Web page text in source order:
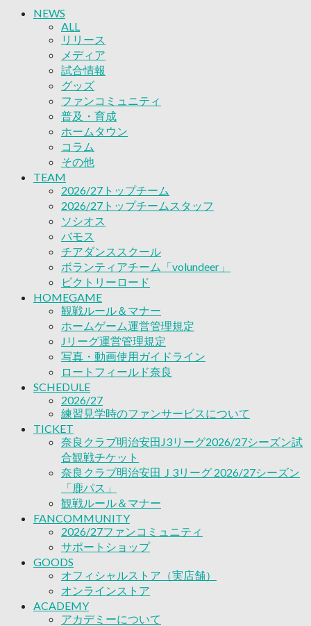
ボランティアチーム「volundeer」
ビクトリーロード
HOMEGAME
観戦ルール＆マナー
ホームゲーム運営管理規定
Jリーグ運営管理規定
写真・動画使用ガイドライン
ロートフィールド奈良
SCHEDULE
2026/27
練習見学時のファンサービスについて
TICKET
奈良クラブ明治安田J3リーグ2026/27シーズン試
合観戦チケット
奈良クラブ明治安田Ｊ3リーグ 2026/27シーズン
「鹿パス」
観戦ルール＆マナー
FANCOMMUNITY
2026/27ファンコミュニティ
サポートショップ
GOODS
オフィシャルストア（実店舗）
オンラインストア
ACADEMY
アカデミーについて
プロジェクト
コーチ&スタッフ
ジュニア
ジュニアユース
ユース
練習拠点（ナラディーア）
SCHOOL
CLUB
2026/27 パートナー企業
パートナー募集
クラブ理念
クラブ情報
サステナビリティ
Web制作支援
応援プロジェクト
NEWS
ALL
リリース
メディア
試合情報
グッズ
ファンコミュニティ
普及・育成
ホームタウン
コラム
その他
TEAM
2026/27トップチーム
2026/27トップチームスタッフ
ソシオス
バモス
チアダンススクール
ボランティアチーム「volundeer」
ビクトリーロード
HOMEGAME
観戦ルール＆マナー
ホームゲーム運営管理規定
Jリーグ運営管理規定
写真・動画使用ガイドライン
ロートフィールド奈良
SCHEDULE
2026/27
練習見学時のファンサービスについて
TICKET
奈良クラブ明治安田J3リーグ2026/27シーズン試
合観戦チケット
奈良クラブ明治安田Ｊ3リーグ 2026/27シーズン
「鹿パス」
観戦ルール＆マナー
FANCOMMUNITY
2026/27ファンコミュニティ
サポートショップ
GOODS
オフィシャルストア（実店舗）
オンラインストア
ACADEMY
アカデミーについて